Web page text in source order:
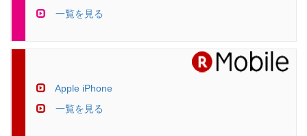
一覧を見る
Apple iPhone
一覧を見る